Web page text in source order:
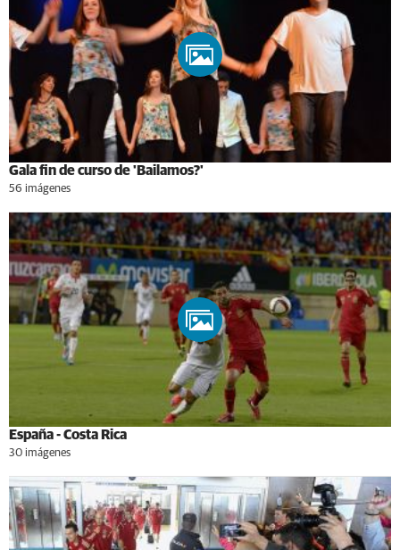
Gala fin de curso de 'Bailamos?'
56 imágenes
España - Costa Rica
30 imágenes